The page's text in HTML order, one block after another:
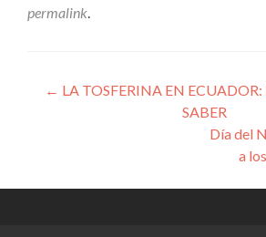
permalink.
Navegación
← LA TOSFERINA EN ECUADOR:
SABER
Día del
a